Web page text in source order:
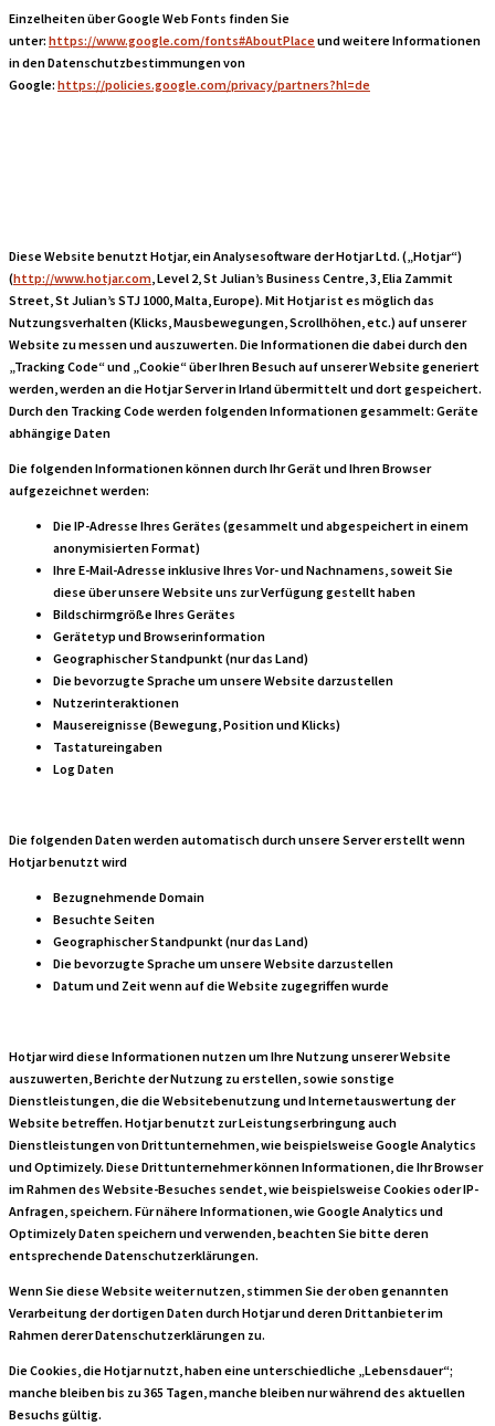
Einzelheiten über Google Web Fonts finden Sie
unter: https://www.google.com/fonts#AboutPlace und weitere Informationen
in den Datenschutzbestimmungen von
Google: https://policies.google.com/privacy/partners?hl=de
Diese Website benutzt Hotjar, ein Analysesoftware der Hotjar Ltd. („Hotjar“)
(http://www.hotjar.com , Level 2, St Julian’s Business Centre, 3, Elia Zammit
Street, St Julian’s STJ 1000, Malta, Europe). Mit Hotjar ist es möglich das
Nutzungsverhalten (Klicks, Mausbewegungen, Scrollhöhen, etc.) auf unserer
Website zu messen und auszuwerten. Die Informationen die dabei durch den
„Tracking Code“ und „Cookie“ über Ihren Besuch auf unserer Website generiert
werden, werden an die Hotjar Server in Irland übermittelt und dort gespeichert.
Durch den Tracking Code werden folgenden Informationen gesammelt: Geräte
abhängige Daten
Die folgenden Informationen können durch Ihr Gerät und Ihren Browser
aufgezeichnet werden:
Die IP-Adresse Ihres Gerätes (gesammelt und abgespeichert in einem
anonymisierten Format)
Ihre E-Mail-Adresse inklusive Ihres Vor- und Nachnamens, soweit Sie
diese über unsere Website uns zur Verfügung gestellt haben
Bildschirmgröße Ihres Gerätes
Gerätetyp und Browserinformation
Geographischer Standpunkt (nur das Land)
Die bevorzugte Sprache um unsere Website darzustellen
Nutzerinteraktionen
Mausereignisse (Bewegung, Position und Klicks)
Tastatureingaben
Log Daten
Die folgenden Daten werden automatisch durch unsere Server erstellt wenn
Hotjar benutzt wird
Bezugnehmende Domain
Besuchte Seiten
Geographischer Standpunkt (nur das Land)
Die bevorzugte Sprache um unsere Website darzustellen
Datum und Zeit wenn auf die Website zugegriffen wurde
Hotjar wird diese Informationen nutzen um Ihre Nutzung unserer Website
auszuwerten, Berichte der Nutzung zu erstellen, sowie sonstige
Dienstleistungen, die die Websitebenutzung und Internetauswertung der
Website betreffen. Hotjar benutzt zur Leistungserbringung auch
Dienstleistungen von Drittunternehmen, wie beispielsweise Google Analytics
und Optimizely. Diese Drittunternehmer können Informationen, die Ihr Browser
im Rahmen des Website-Besuches sendet, wie beispielsweise Cookies oder IP-
Anfragen, speichern. Für nähere Informationen, wie Google Analytics und
Optimizely Daten speichern und verwenden, beachten Sie bitte deren
entsprechende Datenschutzerklärungen.
Wenn Sie diese Website weiter nutzen, stimmen Sie der oben genannten
Verarbeitung der dortigen Daten durch Hotjar und deren Drittanbieter im
Rahmen derer Datenschutzerklärungen zu.
Die Cookies, die Hotjar nutzt, haben eine unterschiedliche „Lebensdauer“;
manche bleiben bis zu 365 Tagen, manche bleiben nur während des aktuellen
Besuchs gültig.